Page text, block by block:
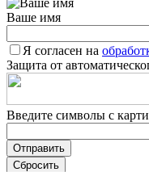
Ваше имя
Я согласен на
Защита от
Введите символы с